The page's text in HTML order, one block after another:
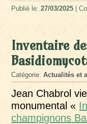
Publié le:27/03/2025 |
Inventaire
Catégorie:Actualités et
Jean Chabrol
monumental «
champignons